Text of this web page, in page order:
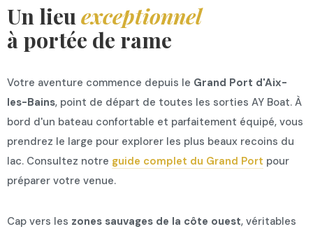
Un lieu exceptionnel
à portée de rame
Votre aventure commence depuis le Grand Port d'Aix-
les-Bains, point de départ de toutes les sorties AY Boat. À
bord d'un bateau confortable et parfaitement équipé, vous
prendrez le large pour explorer les plus beaux recoins du
lac. Consultez notre guide complet du Grand Port pour
préparer votre venue.
Cap vers les zones sauvages de la côte ouest, véritables